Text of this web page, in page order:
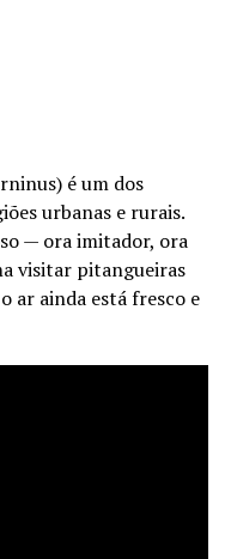
é um dos
urbanas e rurais.
— ora imitador, ora
visitar pitangueiras
ar ainda está fresco e